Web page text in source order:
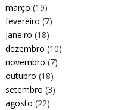
março (19)
fevereiro (7)
janeiro (18)
dezembro (10)
novembro (7)
outubro (18)
setembro (3)
agosto (22)